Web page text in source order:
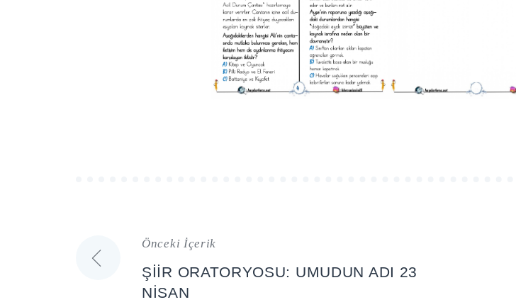
Yazı
gezinmesi
Önceki İçerik
ŞİİR ORATORYOSU: UMUDUN ADI 23
NİSAN